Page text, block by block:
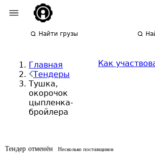
Найти грузы
Главная
Тендеры
Тушка,
окорочок
цыпленка-
бройлера
Как
Тендер отменён Несколько поставщиков